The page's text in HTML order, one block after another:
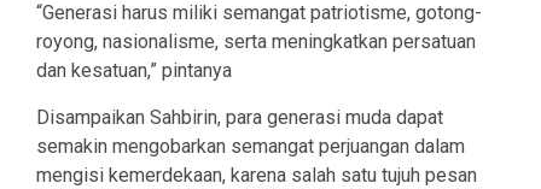
“Generasi harus miliki semangat patriotisme, gotong-
royong, nasionalisme, serta meningkatkan persatuan
dan kesatuan,” pintanya
Disampaikan Sahbirin, para generasi muda dapat
semakin mengobarkan semangat perjuangan dalam
mengisi kemerdekaan, karena salah satu tujuh pesan